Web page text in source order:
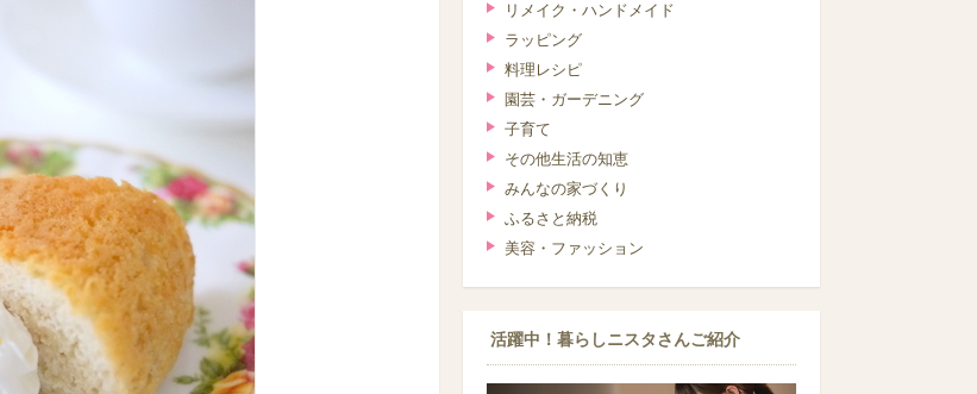
リメイク・ハンドメイド
ラッピング
料理レシピ
園芸・ガーデニング
子育て
その他生活の知恵
みんなの家づくり
ふるさと納税
美容・ファッション
活躍中！暮らしニスタさんご紹介